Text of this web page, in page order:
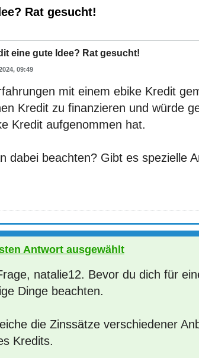
Rat gesucht!
eine gute Idee? Rat gesucht!
09:49
mit einem ebike Kredit
Kredit zu finanzieren und würde
Kredit aufgenommen hat.
dabei beachten? Gibt es spezielle
Antwort ausgewählt
natalie12. Bevor du dich für
Dinge beachten.
die Zinssätze verschiedener
Kredits.